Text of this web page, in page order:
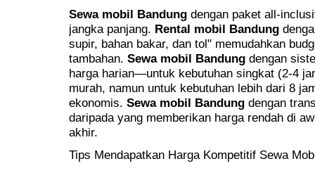
Sewa mobil Bandung dengan paket all-
jangka panjang. Rental mobil Bandung
supir, bahan bakar, dan tol" memudahkan
tambahan. Sewa mobil Bandung dengan
harga harian—untuk kebutuhan singkat (2-4
murah, namun untuk kebutuhan lebih dari 8
ekonomis. Sewa mobil Bandung dengan
daripada yang memberikan harga rendah di
akhir.
Tips Mendapatkan Harga Kompetitif Sewa